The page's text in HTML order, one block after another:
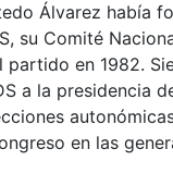
Álvarez había
su Comité
en 1982.
a la presidencia
en las